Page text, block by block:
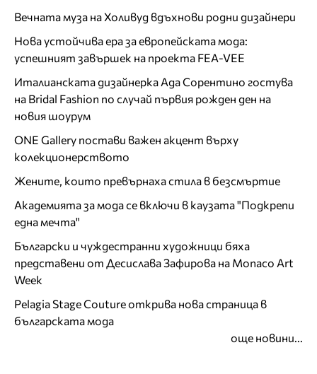
Вечната муза на Холивуд вдъхнови родни дизайнери
Нова устойчива ера за европейската мода:
успешният завършек на проекта FEA-VEE
Италианската дизайнерка Ада Сорентино гостува
на Bridal Fashion по случай първия рожден ден на
новия шоурум
ONE Gallery постави важен акцент върху
колекционерството
Жените, които превърнаха стила в безсмъртие
Академията за мода се включи в каузата "Подкрепи
една мечта"
Български и чуждестранни художници бяха
представени от Десислава Зафирова на Monaco Art
Week
Pelagia Stage Couture открива нова страница в
българската мода
още новини...